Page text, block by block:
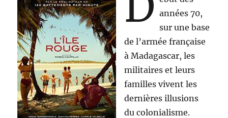
années 70,
sur une base
de l’armée française
à Madagascar, les
militaires et leurs
familles vivent les
dernières illusions
du colonialisme.